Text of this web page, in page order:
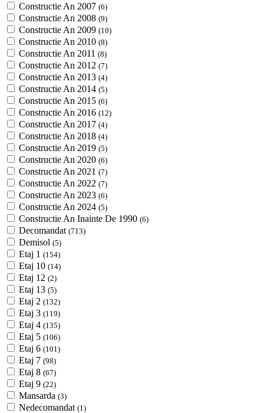
Constructie An 2007 (6)
Constructie An 2008 (9)
Constructie An 2009 (10)
Constructie An 2010 (8)
Constructie An 2011 (8)
Constructie An 2012 (7)
Constructie An 2013 (4)
Constructie An 2014 (5)
Constructie An 2015 (6)
Constructie An 2016 (12)
Constructie An 2017 (4)
Constructie An 2018 (4)
Constructie An 2019 (5)
Constructie An 2020 (6)
Constructie An 2021 (7)
Constructie An 2022 (7)
Constructie An 2023 (6)
Constructie An 2024 (5)
Constructie An Inainte De 1990 (6)
Decomandat (713)
Demisol (5)
Etaj 1 (154)
Etaj 10 (14)
Etaj 12 (2)
Etaj 13 (5)
Etaj 2 (132)
Etaj 3 (119)
Etaj 4 (135)
Etaj 5 (106)
Etaj 6 (101)
Etaj 7 (98)
Etaj 8 (67)
Etaj 9 (22)
Mansarda (3)
Nedecomandat (1)